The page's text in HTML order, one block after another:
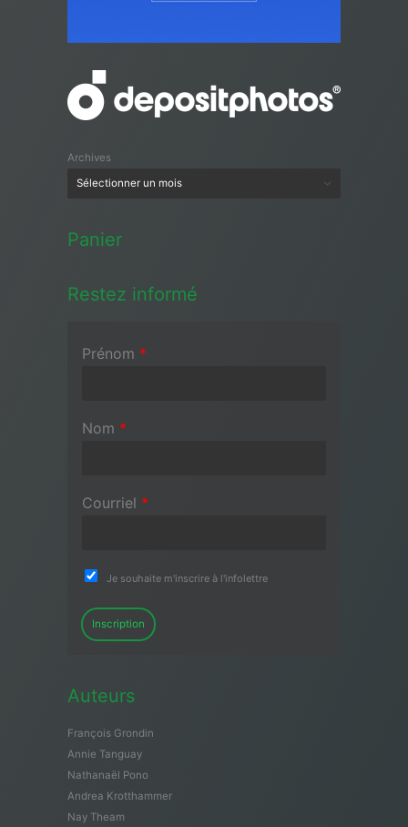
Archives
Panier
Restez informé
Prénom *
Nom *
Courriel *
Je souhaite m'inscrire à l'infolettre
Inscription
Auteurs
François Grondin
Annie Tanguay
Nathanaël Pono
Andrea Krotthammer
Nay Theam